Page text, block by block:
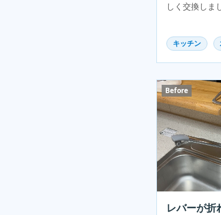
しく交換しま
キッチン
Before
レバーが折